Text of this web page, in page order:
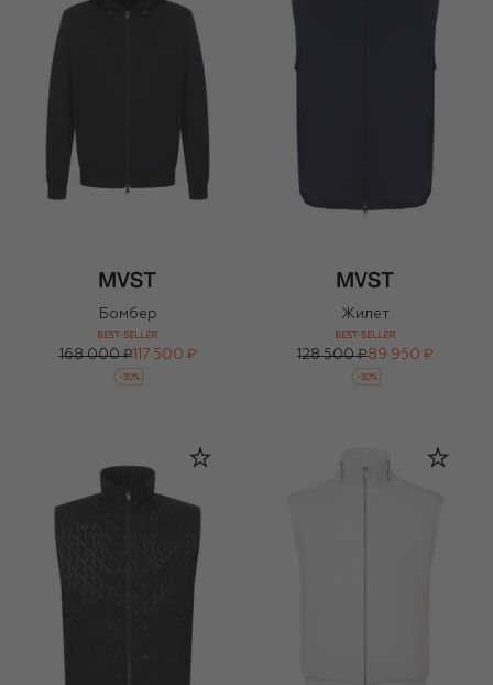
Бомбер
BEST-SELLER
168 000 ₽117 500 ₽
-30%
Жилет
BEST-SELLER
128 500 ₽89 950 ₽
-30%